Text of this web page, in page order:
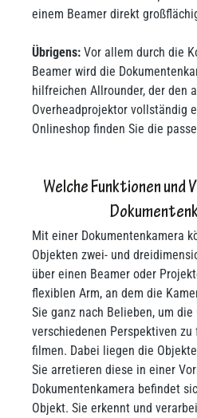
einem Beamer direkt
Übrigens: Vor allem durch die
Beamer wird die
hilfreichen Allrounder, der den
Overheadprojektor vollständig
Onlineshop finden Sie die
Welche Funktionen
Mit einer Dokumentenkamera
Objekten zwei- und
über einen Beamer oder
flexiblen Arm, an dem die
Sie ganz nach Belieben, um
verschiedenen Perspektiven
filmen. Dabei liegen die
Sie arretieren diese in einer
Dokumentenkamera befindet
Objekt. Sie erkennt und